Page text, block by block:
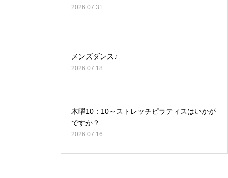
2026.07.31
メンズダンス♪
2026.07.18
木曜10：10～ストレッチピラティスはいかが
ですか？
2026.07.16